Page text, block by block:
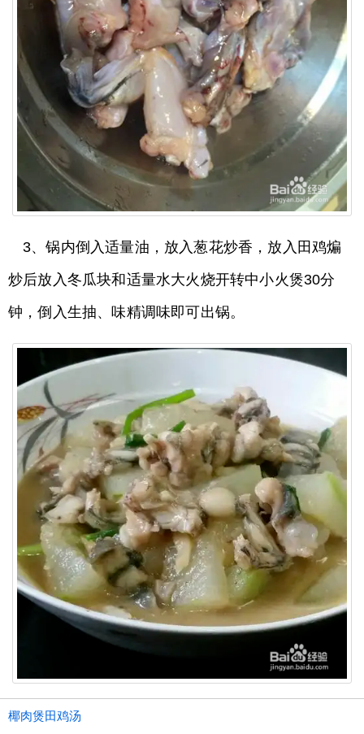
3、锅内倒入适量油，放入葱花炒香，放入田鸡煸
炒后放入冬瓜块和适量水大火烧开转中小火煲30分
钟，倒入生抽、味精调味即可出锅。
椰肉煲田鸡汤